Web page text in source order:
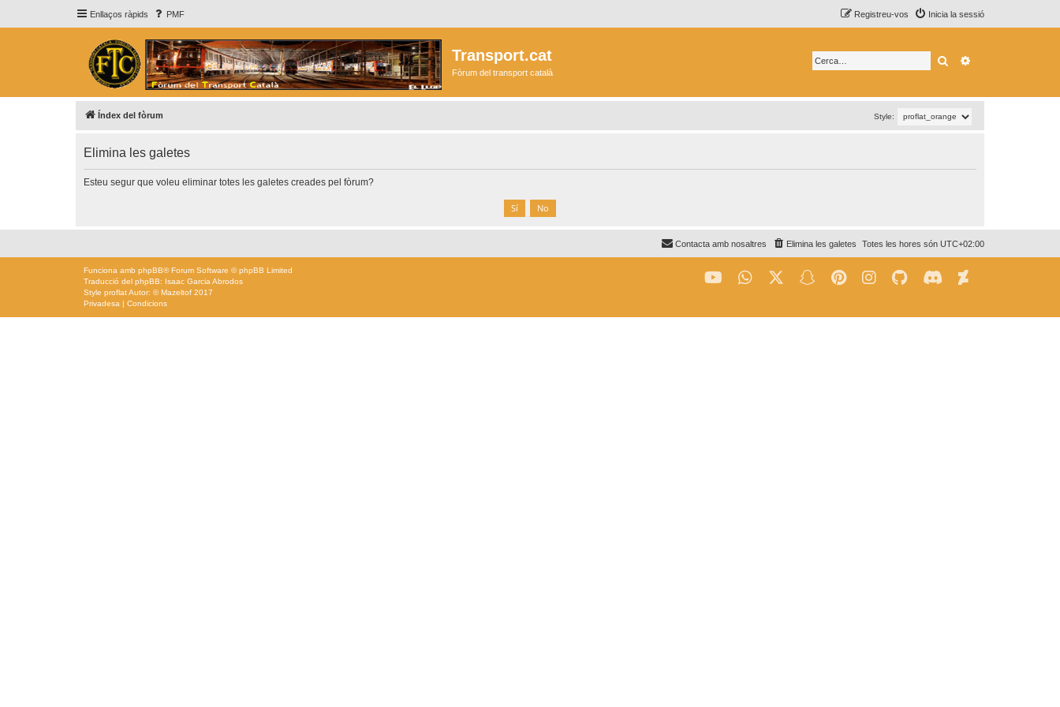
Enllaços ràpids PMF Inicia la sessió
Registreu-vos
Transport.cat
Fòrum del transport català
Cerca
Índex del fòrum Style:
Elimina les galetes
Esteu segur que voleu eliminar totes les galetes creades pel fòrum?
Totes les hores són UTC+02:00
Elimina les galetes
Contacta amb nosaltres
Funciona amb phpBB® Forum Software © phpBB Limited
Traducció del phpBB: Isaac Garcia Abrodos
Style proflatAutor: ©Mazeltof 2017
Privadesa | Condicions